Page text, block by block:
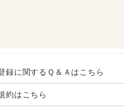
録に関するＱ＆Ａはこちら
約はこちら